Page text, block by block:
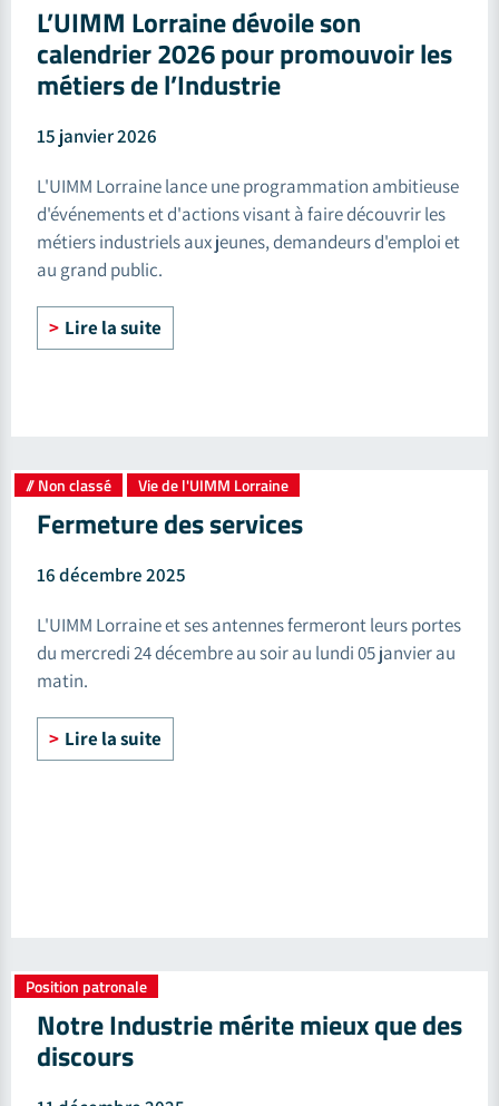
L’UIMM Lorraine dévoile son
calendrier 2026 pour promouvoir les
métiers de l’Industrie
15 janvier 2026
L'UIMM Lorraine lance une programmation ambitieuse
d'événements et d'actions visant à faire découvrir les
métiers industriels aux jeunes, demandeurs d'emploi et
au grand public.
Lire la suite
// Non classé Vie de l'UIMM Lorraine
Fermeture des services
16 décembre 2025
L'UIMM Lorraine et ses antennes fermeront leurs portes
du mercredi 24 décembre au soir au lundi 05 janvier au
matin.
Lire la suite
Position patronale
Notre Industrie mérite mieux que des
discours